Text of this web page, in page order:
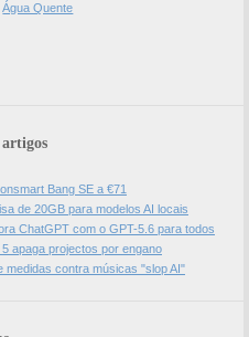
Água Quente
Bang SE a €71
de 20GB para modelos AI locais
ChatGPT com o GPT-5.6 para todos
apaga projectos por engano
medidas contra músicas "slop AI"